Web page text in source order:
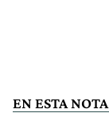
EN ESTA NOTA